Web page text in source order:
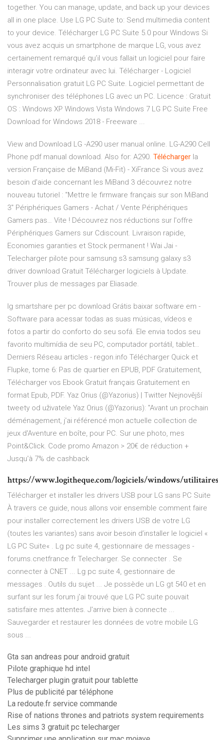
together. You can manage, update, and back up your devices
all in one place. Use LG PC Suite to: Send multimedia content
to your device. Télécharger LG PC Suite 5.0 pour Windows Si
vous avez acquis un smartphone de marque LG, vous avez
certainement remarqué qu’il vous fallait un logiciel pour faire
interagir votre ordinateur avec lui. Télécharger - Logiciel
Personnalisation gratuit LG PC Suite. Logiciel permettant de
synchroniser des téléphones LG avec un PC. Licence : Gratuit
OS : Windows XP Windows Vista Windows 7 LG PC Suite Free
Download for Windows 2018 - Freeware ...
View and Download LG -A290 user manual online. LG-A290 Cell
Phone pdf manual download. Also for: A290. Télécharger la
version Française de MiBand (Mi-Fit) - XiFrance Si vous avez
besoin d'aide concernant les MiBand 3 découvrez notre
nouveau tutoriel : "Mettre le firmware français sur son MiBand
3" Périphériques Gamers - Achat / Vente Périphériques
Gamers pas… Vite ! Découvrez nos réductions sur l'offre
Périphériques Gamers sur Cdiscount. Livraison rapide,
Economies garanties et Stock permanent ! Wai Jai -
Telecharger pilote pour samsung s3 samsung galaxy s3
driver download Gratuit Télécharger logiciels à Update.
Trouver plus de messages par Eliasade.
lg smartshare per pc download Grátis baixar software em -
Software para acessar todas as suas músicas, vídeos e
fotos a partir do conforto do seu sofá. Ele envia todos seu
favorito multimídia de seu PC, computador portátil, tablet…
Derniers Réseau articles - regon.info Télécharger Quick et
Flupke, tome 6: Pas de quartier en EPUB, PDF Gratuitement,
Télécharger vos Ebook Gratuit français Gratuitement en
format Epub, PDF. Yaz Orius (@Yazorius) | Twitter Nejnovější
tweety od uživatele Yaz Orius (@Yazorius): "Avant un prochain
déménagement, j'ai référencé mon actuelle collection de
jeux d'Aventure en boîte, pour PC. Sur une photo, mes
Point&Click. Code promo Amazon > 20€ de réduction +
Jusqu'à 7% de cashback
https://www.logitheque.com/logiciels/windows/
Télécharger et installer les drivers USB pour LG sans PC Suite
À travers ce guide, nous allons voir ensemble comment faire
pour installer correctement les drivers USB de votre LG
(toutes les variantes) sans avoir besoin d’installer le logiciel «
LG PC Suite« . Lg pc suite 4, gestionnaire de messages -
forums.cnetfrance.fr Telecharger. Se connecter . Se
connecter à CNET ... Lg pc suite 4, gestionnaire de
messages . Outils du sujet ... Je possède un LG gt 540 et en
surfant sur les forum j'ai trouvé que LG PC suite pouvait
satisfaire mes attentes. J'arrive bien à connecte ...
Sauvegarder et restaurer les données de votre mobile LG
sous ...
Gta san andreas pour android gratuit
Pilote graphique hd intel
Telecharger plugin gratuit pour tablette
Plus de publicité par téléphone
La redoute.fr service commande
Rise of nations thrones and patriots system requirements
Les sims 3 gratuit pc telecharger